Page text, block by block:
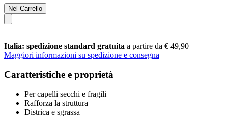
Nel Carrello
Italia: spedizione standard gratuita a partire da € 49,90
Maggiori informazioni su spedizione e consegna
Caratteristiche e proprietà
Per capelli secchi e fragili
Rafforza la struttura
Districa e sgrassa